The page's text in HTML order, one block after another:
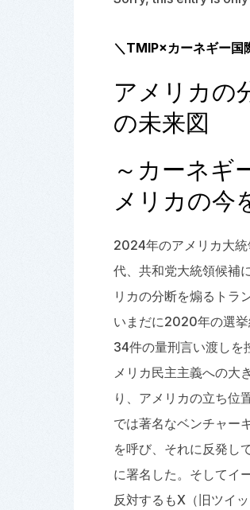
＼TMIP×カーネギー国
アメリカの
の未来図
～カーネギ
メリカの今
2024年のアメリカ大
代、共和党大統領候補
リカの分断を煽るトラ
いまだに2020年の選
34件の量刑言い渡しを
メリカ民主主義への大
り、アメリカの立ち位
では著名なベンチャー
を呼び、それに反発し
に署名した。そしてイ
反対するもX（旧ツイ